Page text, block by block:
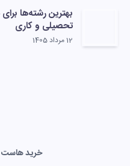
بهترین رشته‌ها
تحصیلی و کاری
12 مرداد 1405
خرید هاست